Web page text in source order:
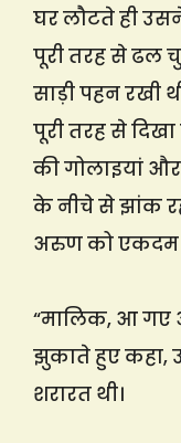
घर लौटते ही
पूरी तरह से ढल
साड़ी पहन रखी
पूरी तरह से
की गोलाइयां
के नीचे से झांक
अरुण को एकदम
“मालिक, आ गए
झुकाते हुए
शरारत थी।